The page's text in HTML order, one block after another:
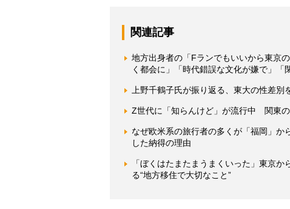
関連記事
地方出身者の「Fランでもいいから東京
く都会に」「時代錯誤な文化が嫌で」「
上野千鶴子氏が振り返る、東大の性差別
Z世代に「知らんけど」が流行中 関東の
なぜ欧米系の旅行者の多くが「福岡」
した納得の理由
「ぼくはたまたまうまくいった」東京
る“地方移住で大切なこと”